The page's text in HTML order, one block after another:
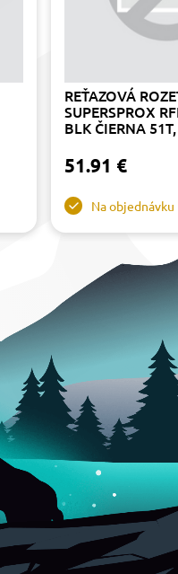
REŤAZOVÁ
SUPERSPROX
BLK ČIERNA
51.91 €
Na objednávku